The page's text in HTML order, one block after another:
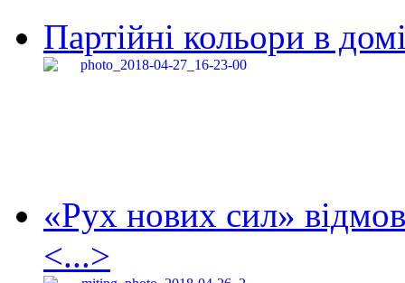
Партійні кольори в
«Рух нових сил»
<...>